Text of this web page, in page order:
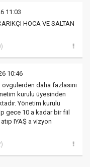
11:03
HOCA VE SALTAN
10:46
daha fazlasını
kurulu üyesinden
Yönetim kurulu
gece 10 a kadar bir fiil
IYAŞ a vizyon